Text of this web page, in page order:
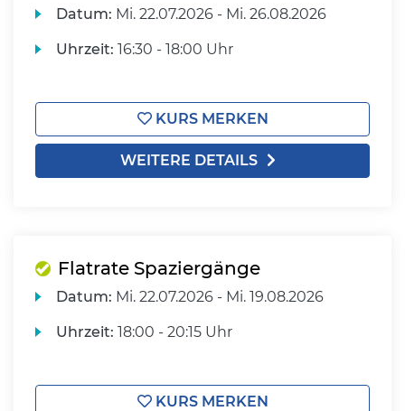
Datum: Mi. 22.07.2026 - Mi. 26.08.2026
Uhrzeit: 16:30 - 18:00 Uhr
KURS MERKEN
WEITERE DETAILS
Flatrate Spaziergänge
Datum: Mi. 22.07.2026 - Mi. 19.08.2026
Uhrzeit: 18:00 - 20:15 Uhr
KURS MERKEN